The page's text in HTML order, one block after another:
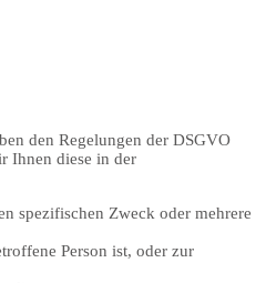
den Regelungen der DSGVO
Ihnen diese in der
spezifischen Zweck oder mehrere
Person ist, oder zur